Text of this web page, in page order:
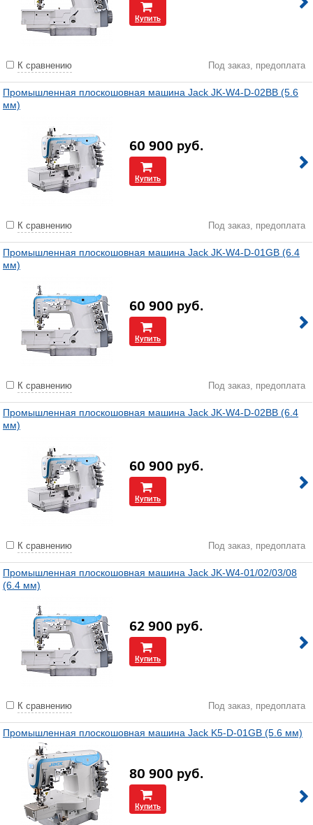
Купить
К сравнению Под заказ, предоплата
Промышленная плоскошовная машина Jack JK-W4-D-02BB (5.6
мм)
60 900 руб.
Купить
К сравнению Под заказ, предоплата
Промышленная плоскошовная машина Jack JK-W4-D-01GB (6.4
мм)
60 900 руб.
Купить
К сравнению Под заказ, предоплата
Промышленная плоскошовная машина Jack JK-W4-D-02BB (6.4
мм)
60 900 руб.
Купить
К сравнению Под заказ, предоплата
Промышленная плоскошовная машина Jack JK-W4-01/02/03/08
(6.4 мм)
62 900 руб.
Купить
К сравнению Под заказ, предоплата
Промышленная плоскошовная машина Jack K5-D-01GB (5.6 мм)
80 900 руб.
Купить